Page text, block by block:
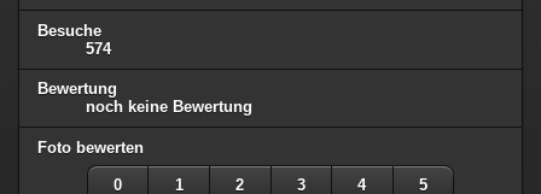
Besuche
574
Bewertung
noch keine Bewertung
Foto bewerten
0 1 2 3 4 5